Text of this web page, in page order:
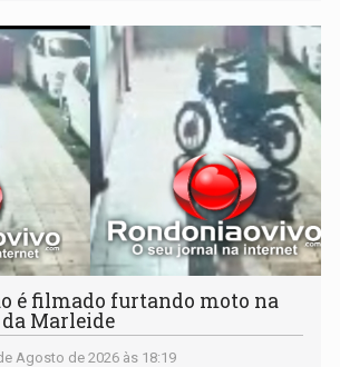
é filmado furtando moto na
Marleide
Agosto de 2026 às 18:19